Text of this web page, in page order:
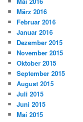
März 2016
Februar 2016
Januar 2016
Dezember 2015
November 2015
Oktober 2015
September 2015
August 2015
Juli 2015
Juni 2015
Mai 2015